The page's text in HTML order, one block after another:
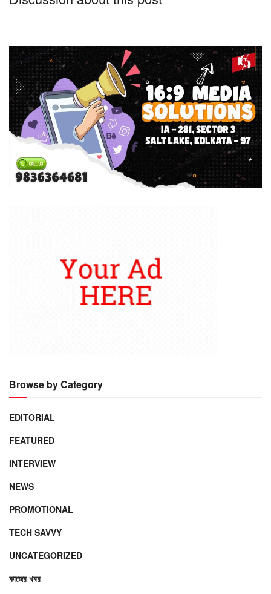
Browse by Category
EDITORIAL
FEATURED
INTERVIEW
NEWS
PROMOTIONAL
TECH SAVVY
UNCATEGORIZED
কাজের খবর